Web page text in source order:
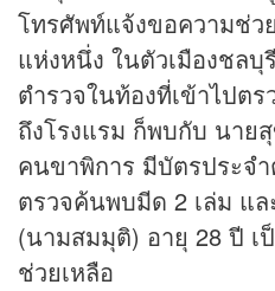
โทรศัพท์แจ้งขอความช่ว
แห่งหนึ่ง ในตัวเมืองชลบุ
ตำรวจในท้องที่เข้าไปต
ถึงโรงแรม ก็พบกับ นาย
คนขาพิการ มีบัตรประจ
ตรวจค้นพบมีด 2 เล่ม แ
(นามสมมุติ) อายุ 28 ปี เ
ช่วยเหลือ